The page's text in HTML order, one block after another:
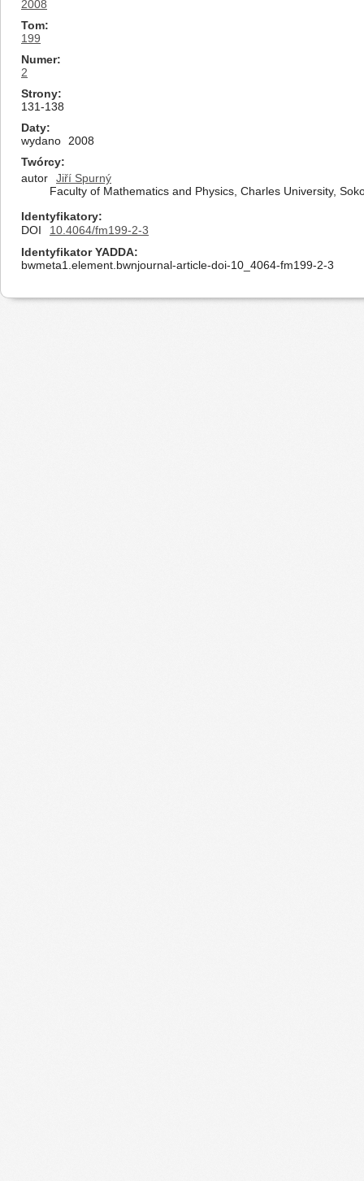
2008
Tom
199
Numer
2
Strony
131-138
Daty
wydano
2008
Twórcy
autor
Jiří Spurný
Faculty of Mathematics and Physics, Charles University,
Identyfikatory
DOI
10.4064/fm199-2-3
Identyfikator YADDA
bwmeta1.element.bwnjournal-article-doi-10_4064-fm199-2-3